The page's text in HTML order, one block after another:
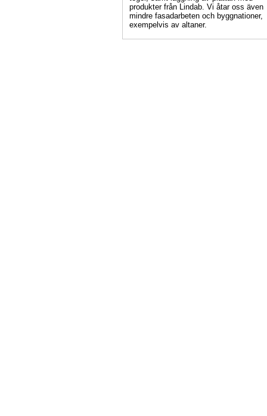
produkter från Lindab. Vi åtar oss även
mindre fasadarbeten och byggnationer,
exempelvis av altaner.